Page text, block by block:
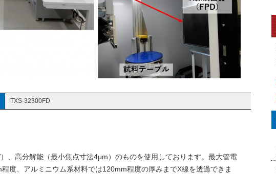
TXS-32300FD
、高分解能（最小焦点寸法4μm）のものを使用しております。最大管電
度、アルミニウム系材料では120mm程度の厚みまでX線を透過できま